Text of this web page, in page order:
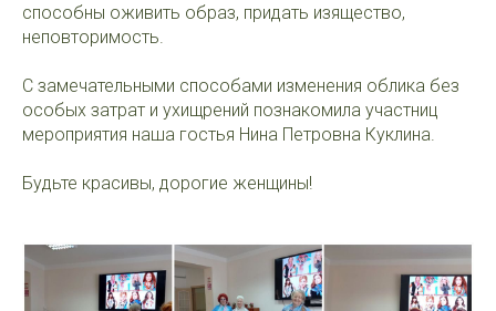
способны оживить образ, придать изящество,
неповторимость.
С замечательными способами изменения облика без
особых затрат и ухищрений познакомила участниц
мероприятия наша гостья Нина Петровна Куклина.
Будьте красивы, дорогие женщины!